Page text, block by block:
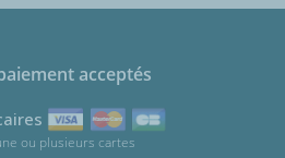
acceptés
ou plusieurs cartes